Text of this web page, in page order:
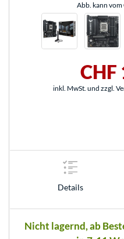
Abb. kann
CHF
inkl. MwSt. und zzgl.
Details
Nicht lagernd, ab